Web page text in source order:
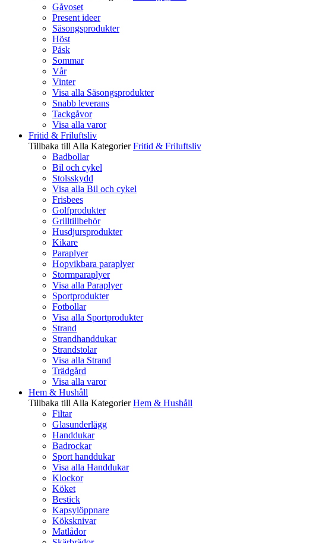
Gåvoset
Present ideer
Säsongsprodukter
Höst
Påsk
Sommar
Vår
Vinter
Visa alla Säsongsprodukter
Snabb leverans
Tackgåvor
Visa alla varor
Fritid & Friluftsliv
Tillbaka till Alla Kategorier Fritid & Friluftsliv
Badbollar
Bil och cykel
Stolsskydd
Visa alla Bil och cykel
Frisbees
Golfprodukter
Grilltillbehör
Husdjursprodukter
Kikare
Paraplyer
Hopvikbara paraplyer
Stormparaplyer
Visa alla Paraplyer
Sportprodukter
Fotbollar
Visa alla Sportprodukter
Strand
Strandhanddukar
Strandstolar
Visa alla Strand
Trädgård
Visa alla varor
Hem & Hushåll
Tillbaka till Alla Kategorier Hem & Hushåll
Filtar
Glasunderlägg
Handdukar
Badrockar
Sport handdukar
Visa alla Handdukar
Klockor
Köket
Bestick
Kapsylöppnare
Köksknivar
Matlådor